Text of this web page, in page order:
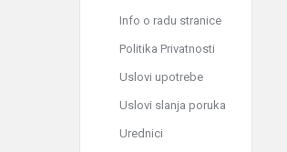
Info o radu stranice
Politika Privatnosti
Uslovi upotrebe
Uslovi slanja poruka
Urednici